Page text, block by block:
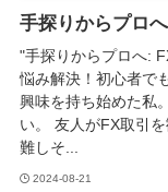
手探りからプロ
"手探りからプロへ:
悩み解決！初心者で
興味を持ち始めた私
い。 友人がFX取引
難しそ...
2024-08-21